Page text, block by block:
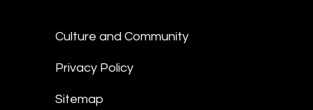
Culture and Community
Privacy Policy
Sitemap